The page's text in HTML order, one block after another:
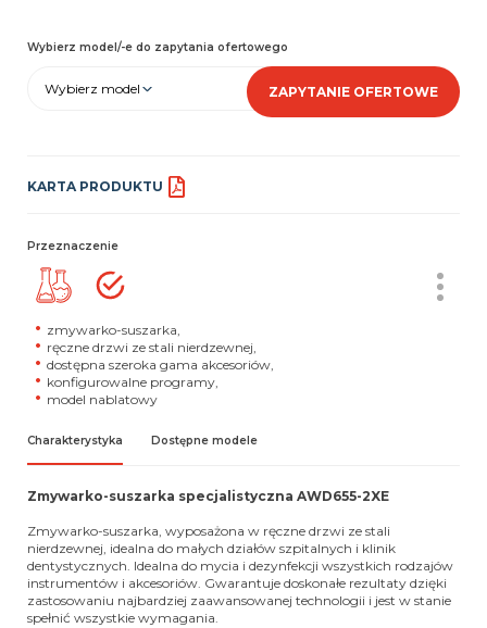
Wybierz model/-e do zapytania ofertowego
Wybierz model ZAPYTANIE OFERTOWE
KARTA PRODUKTU
Przeznaczenie
zmywarko-suszarka,
ręczne drzwi ze stali nierdzewnej,
dostępna szeroka gama akcesoriów,
konfigurowalne programy,
model nablatowy
Charakterystyka Dostępne modele
Zmywarko-suszarka specjalistyczna AWD655-2XE
Zmywarko-suszarka, wyposażona w ręczne drzwi ze stali
nierdzewnej, idealna do małych działów szpitalnych i klinik
dentystycznych. Idealna do mycia i dezynfekcji wszystkich rodzajów
instrumentów i akcesoriów. Gwarantuje doskonałe rezultaty dzięki
zastosowaniu najbardziej zaawansowanej technologii i jest w stanie
spełnić wszystkie wymagania.